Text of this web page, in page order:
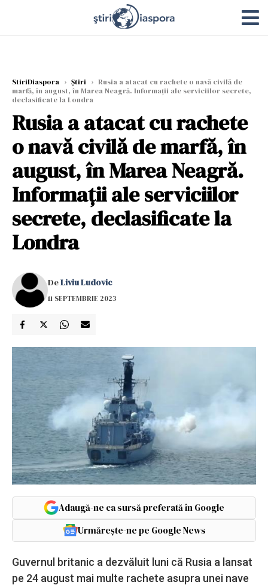
StiriDiaspora › Știri › Rusia a atacat cu rachete o navă civilă de
marfă, în august, în Marea Neagră. Informaţii ale serviciilor secrete,
declasificate la Londra
Rusia a atacat cu rachete
o navă civilă de marfă, în
august, în Marea Neagră.
Informaţii ale serviciilor
secrete, declasificate la
Londra
DeLiviu Ludovic
11 SEPTEMBRIE 2023
Adaugă-ne ca sursă preferată în Google
Urmărește-ne pe Google News
Guvernul britanic a dezvăluit luni că Rusia a lansat
pe 24 august mai multe rachete asupra unei nave